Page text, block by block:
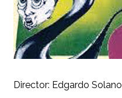
Director: Edgardo Solano